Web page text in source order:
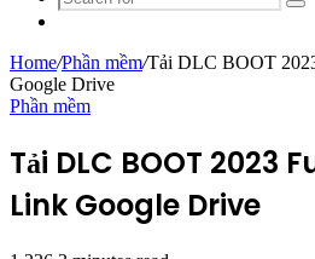
Home/Phần mềm/Tải DLC BOOT
Google Drive
Phần mềm
Tải DLC BOOT 2023
Link Google Drive